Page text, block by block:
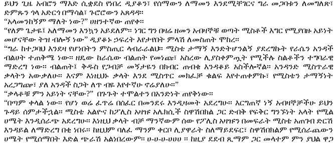
ይህን ጊዜ አብሮን ማእድ ሲቋደስ የነበረ ዲያቆን፣ የሰማውን ለማመን እንደሚቸገርና ግራ መጋባቱን ለመግለጽ፣
ድምጹን ጎላ አድርጎ በማሳል፣ ጉሮሮውን አጸዳዳ፡፡
“አላመንከኝም ማለት ነው?” ሀዘንተኛው ጠየቀ፡፡
“የለም ጌታዬ፤ አለማመን እንኳን አይደለም፡፡ ነገር ግን በዛሬ ዘመን አብዛኞቹ ወጣት ሚስቶች እግር የሚያበዙ አይነት
መሆናቸው ትዝ ብሎኝ ነው” ዲያቆኑ ኃፍረት እየታየበት ምላሽ ለመስጠት ሞከረ፡፡
“ግራ ከተጋባህ እንደዛ የሆነበትን ምስጢር ላብራራልህ፡፡ ሚስቴ ታማኝ እንድትሆንልኝ ያደረግኩት የራሴን አንዳች
ብልሀት ተጠቅሜ ነው፡፡ ዘዴው ከራሴው ብልጠት የመነጩ፣ አስረው ሊያስቀምጧት የሚችሉ ስልቶችን ተግባራዊ
ማድረግ ነው፡፡ ብልጠት፤ ቅዱስ የጋብቻ መኝታዬን በክብር ጠብቄ እንዳቆይ አስችሎኛል፡፡ አንዳንድ ሚስጥራዊ
ቃላትን አውቃለሁ፡፡ እናም እነዚህኑ ቃላት እንደ ሚስጥር መክፈቻ ቁልፍ እየተጠቀምኩ፣ የሚስቴን ታማኝነት
አረጋግጬ፣ ያለ አንዳች ስጋት ለጥ ብዬ እየተኛሁ ኖሬያለሁ፡፡”
“ቃላቶቹ ምን አይነት ናቸው?” በጉጉት ተሞልተን በአንድነት ጠየቅነው፡፡
“በጣም ቀላል ነው፡፡ የሆነ ወሬ ፈጥሬ በሰፈር በመንደሩ እንዲዛመት አደረግሁ፡፡ እርግጠኛ ነኝ አብዛኞቻችሁ ይህን
ጉዳይ ሰምታችኋል፡፡ ሚስቴ አልዮና ከፖሊስ አዛዡ አሌክሲች ስዋሽበክል ጋር ድብቅ የፍቅር ግንኙነት አላት የሚል
ሀሜት እንዲሰራጭ አደረግሁ፡፡ እነዚህ ቃላት ብቻ ማንኛውም ሰው የፖሊስ አዛዡን በመፍራት ሚስቴ አጠገብ ድርሽ
እንዳይል ለማድረግ በቂ ነበሩ፡፡ ከዚህም ባለፈ ማንም ቀርቦ ሊያዋራት ስለማይደፍር፣ ስዋሽበክልም የሚሰራጨውን
ሀሜት የሚሰማበት እድል ጭራሽ አልነበረውም፡፡ ሀ-ሀ-ሀ-ሀሀሀ ፡፡ ከዚያ ደደብ ጺማም ጋር መላተም ምን ያህል ዋጋ